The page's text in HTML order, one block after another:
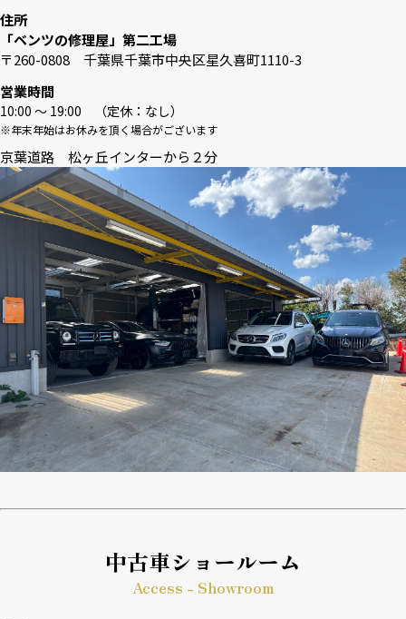
住所
「ベンツの修理屋」第二工場
〒260-0808 千葉県千葉市中央区星久喜町1110-3
営業時間
10:00 〜 19:00 （定休：なし）
※年末年始はお休みを頂く場合がございます
京葉道路 松ヶ丘インターから２分
中古車ショールーム
Access - Showroom